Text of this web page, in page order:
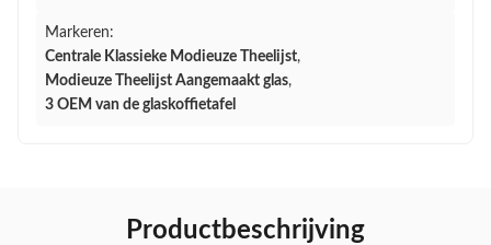
Markeren:
Centrale Klassieke Modieuze Theelijst,
Modieuze Theelijst Aangemaakt glas,
3 OEM van de glaskoffietafel
Productbeschrijving